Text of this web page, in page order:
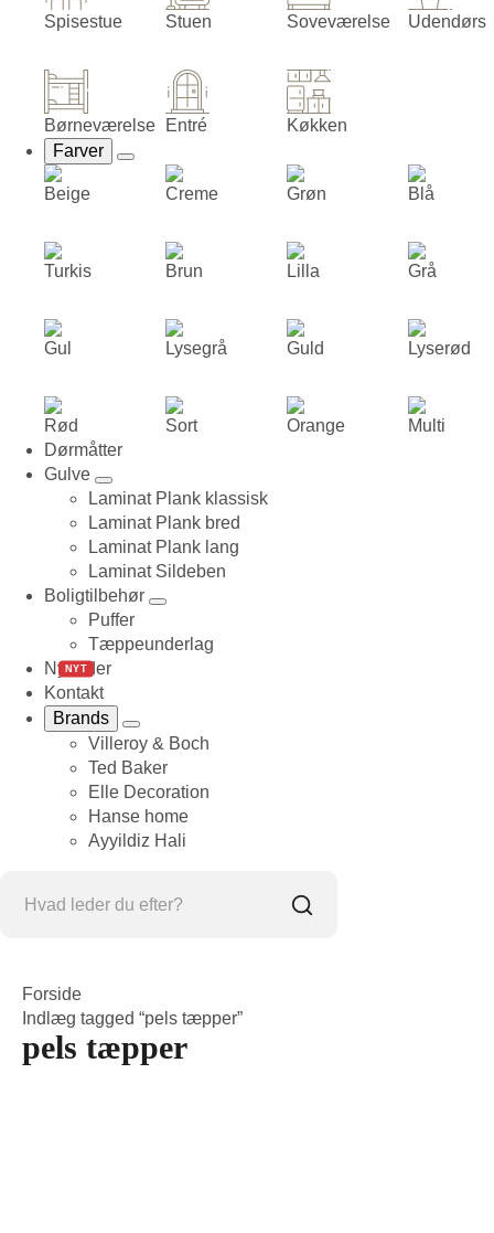
Spisestue Stuen Soveværelse Udendørs
Børneværelse Entré
Køkken
Farver
Beige Creme Grøn Blå
Turkis Brun Lilla Grå
Gul Lysegrå Guld Lyserød
Rød Sort Orange
Multi
Dørmåtter
Gulve
Laminat Plank klassisk
Laminat Plank bred
Laminat Plank lang
Laminat Sildeben
Boligtilbehør
Puffer
Tæppeunderlag
Nyheder
NYT
Kontakt
Brands
Villeroy & Boch
Ted Baker
Elle Decoration
Hanse home
Ayyildiz Hali
Forside
Indlæg tagged “pels tæpper”
pels tæpper